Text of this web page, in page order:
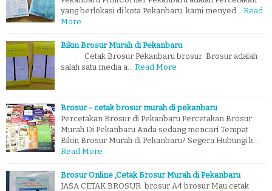
yang berlokasi di kota Pekanbaru. kami menyed…
Read
More
Bikin Brosur Murah di Pekanbaru
Cetak Brosur Pekanbaru brosur Brosur adalah
salah satu media a…
Read More
Brosur - cetak brosur murah di pekanbaru
Percetakan Brosur di Pekanbaru Percetakan Brosur
Murah Di Pekanbaru Anda sedang mencari Tempat
Bikin Brosur Murah di Pekanbaru? Segera Hubungi k…
Read More
Brosur Online ,Cetak Brosur Murah di Pekanbaru
JASA CETAK BROSUR brosur A4 brosur Mau cetak